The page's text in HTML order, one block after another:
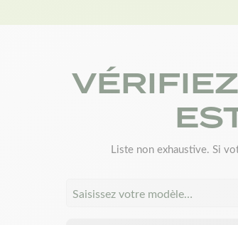
Liste non exhaustive. Si
Saisissez votre modèle…